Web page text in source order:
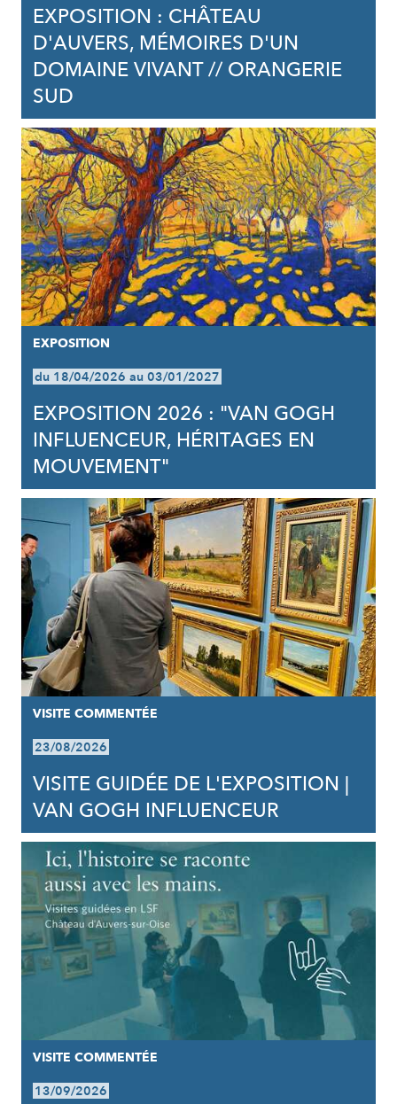
EXPOSITION : CHÂTEAU
D'AUVERS, MÉMOIRES D'UN
DOMAINE VIVANT // ORANGERIE
SUD
EXPOSITION
du 18/04/2026 au 03/01/2027
EXPOSITION 2026 : "VAN GOGH
INFLUENCEUR, HÉRITAGES EN
MOUVEMENT"
VISITE COMMENTÉE
23/08/2026
VISITE GUIDÉE DE L'EXPOSITION |
VAN GOGH INFLUENCEUR
VISITE COMMENTÉE
13/09/2026